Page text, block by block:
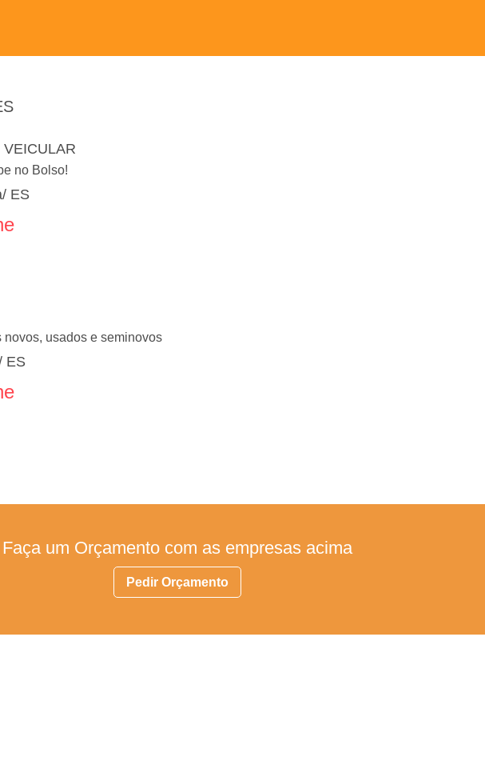
no Bolso!
ES
usados e seminovos
ES
Faça um Orçamento com as empresas acima
Pedir Orçamento